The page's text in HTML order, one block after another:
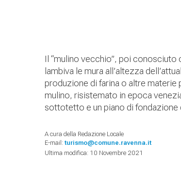
Il “mulino vecchio”, poi
lambiva le mura all’altezza
produzione di farina o altre materie
mulino, risistemato in epoca
sottotetto e un piano di fondazione
A cura della Redazione Locale
E-mail: turismo@comune.ravenna.it
Ultima modifica: 10 Novembre 2021